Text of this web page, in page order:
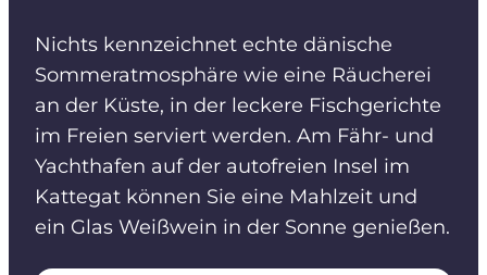
Nichts kennzeichnet echte dänische
Sommeratmosphäre wie eine Räucherei
an der Küste, in der leckere Fischgerichte
im Freien serviert werden. Am Fähr- und
Yachthafen auf der autofreien Insel im
Kattegat können Sie eine Mahlzeit und
ein Glas Weißwein in der Sonne genießen.